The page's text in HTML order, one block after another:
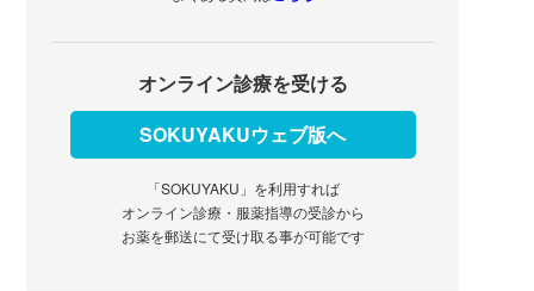
オンライン診療を受ける
SOKUYAKUウェブ版へ
「SOKUYAKU」を利用すれば
オンライン診療・服薬指導の受診から
お薬を郵送にて受け取る事が可能です